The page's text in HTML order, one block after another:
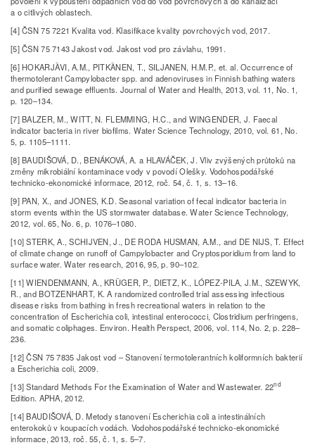
a o citlivých oblastech.
[4] ČSN 75 7221 Kvalita vod. Klasifikace kvality povrchových vod, 2017.
[5] ČSN 75 7143 Jakost vod. Jakost vod pro závlahu, 1991.
[6] HOKARJȀVI, A.M., PITKȀNEN, T., SILJANEN, H.M.P., et. al. Occurrence of
thermotolerant Campylobacter spp. and adenoviruses in Finnish bathing waters
and purified sewage effluents. Journal of Water and Health, 2013, vol. 11, No. 1,
p. 120–134.
[7] BALZER, M., WITT, N. FLEMMING, H.C., and WINGENDER, J. Faecal
indicator bacteria in river biofilms. Water Science Technology, 2010, vol. 61, No.
5, p. 1105–1111.
[8] BAUDIŠOVÁ, D., BENÁKOVÁ, A. a HLAVÁČEK, J. Vliv zvýšených průtoků na
změny mikrobiální kontaminace vody v povodí Olešky. Vodohospodářské
technicko-ekonomické informace, 2012, roč. 54, č. 1, s. 13–16.
[9] PAN, X., and JONES, K.D. Seasonal variation of fecal indicator bacteria in
storm events within the US stormwater database. Water Science Technology,
2012, vol. 65, No. 6, p. 1076–1080.
[10] STERK, A., SCHIJVEN, J., DE RODA HUSMAN, A.M., and DE NIJS, T. Effect
of climate change on runoff of Campylobacter and Cryptosporidium from land to
surface water. Water research, 2016, 95, p. 90–102.
[11] WIENDENMANN, A., KRȔGER, P., DIETZ, K., LÓPEZ-PILA, J.M., SZEWYK,
R., and BOTZENHART, K. A randomized controlled trial assessing infectious
disease risks from bathing in fresh recreational waters in relation to the
concentration of Escherichia coli, intestinal enterococci, Clostridium perfringens,
and somatic coliphages. Environ. Health Perspect, 2006, vol. 114, No. 2, p. 228–
236.
[12] ČSN 75 7835 Jakost vod – Stanovení termotolerantních koliformních bakterií
a Escherichia coli, 2009.
[13] Standard Methods For the Examination of Water and Wastewater. 22nd
Edition. APHA, 2012.
[14] BAUDIŠOVÁ, D. Metody stanovení Escherichia coli a intestinálních
enterokoků v koupacích vodách. Vodohospodářské technicko-ekonomické
informace, 2013, roč. 55, č. 1, s. 5–7.